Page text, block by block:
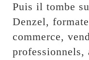
Puis il tombe
Denzel,
commerce,
professionnels,